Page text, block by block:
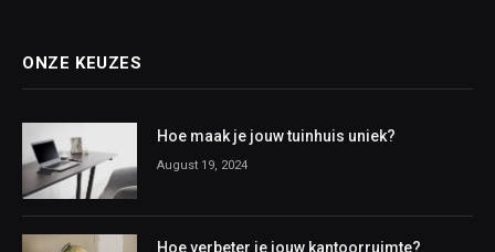
ONZE KEUZES
Hoe maak je jouw tuinhuis uniek?
August 19, 2024
Hoe verbeter je jouw kantoorruimte?